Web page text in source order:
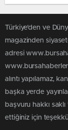
Türkiye'den ve
magazinden
adresi
alıntı yapılamaz,
başka yerde
başvuru hakkı
ettiğiniz için